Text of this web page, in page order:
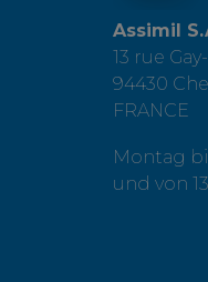
Assimil
13 rue
94430
FRANCE
Montag
und von